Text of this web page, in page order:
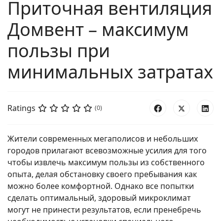
Приточная вентиляция
Домвент – максимум
пользы при
минимальных затратах
Ratings (0)
Жители современных мегаполисов и небольших
городов прилагают всевозможные усилия для того
чтобы извлечь максимум пользы из собственного
опыта, делая обстановку своего пребывания как
можно более комфортной. Однако все попытки
сделать оптимальный, здоровый микроклимат
могут не принести результатов, если пренебречь